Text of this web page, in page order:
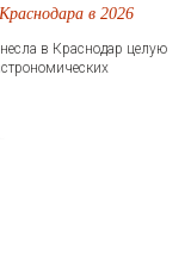
в 2026
в Краснодар целую